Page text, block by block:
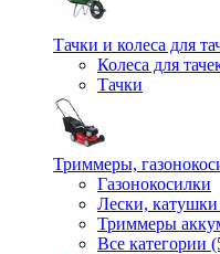
Тачки и колеса для
Колеса для
Тачки
Триммеры,
Газонокосилки
Лески,
Триммеры
Все категории